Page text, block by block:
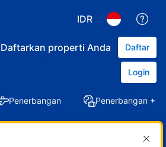
IDR
Daftarkan properti Anda Daftar
Login
Penerbangan Penerbangan +